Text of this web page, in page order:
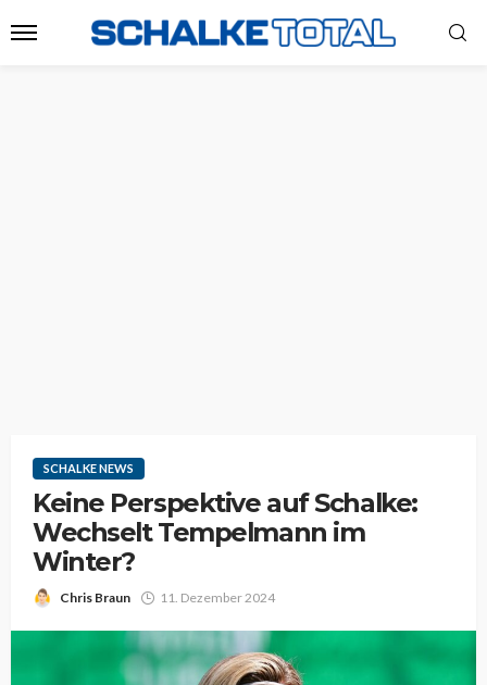
SCHALKE NEWS
Keine Perspektive auf Schalke:
Wechselt Tempelmann im
Winter?
Chris Braun 11. Dezember 2024